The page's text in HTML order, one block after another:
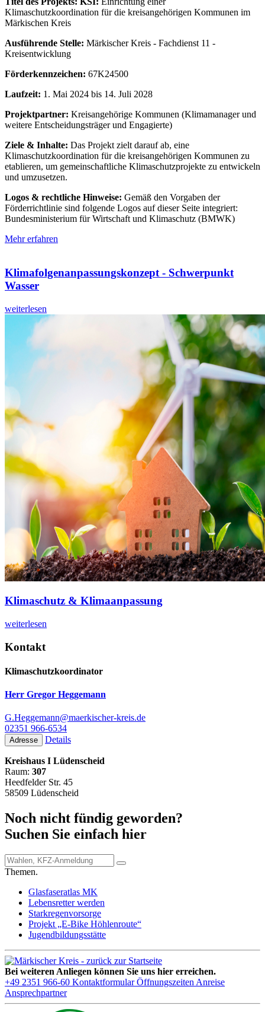
Klimaschutzkoordination für die kreisangehörigen Kommunen im
Märkischen Kreis
Ausführende Stelle: Märkischer Kreis - Fachdienst 11 -
Kreisentwicklung
Förderkennzeichen: 67K24500
Laufzeit: 1. Mai 2024 bis 14. Juli 2028
Projektpartner: Kreisangehörige Kommunen (Klimamanager und
weitere Entscheidungsträger und Engagierte)
Ziele & Inhalte: Das Projekt zielt darauf ab, eine
Klimaschutzkoordination für die kreisangehörigen Kommunen zu
etablieren, um gemeinschaftliche Klimaschutzprojekte zu entwickeln
und umzusetzen.
Logos & rechtliche Hinweise: Gemäß den Vorgaben der
Förderrichtlinie sind folgende Logos auf dieser Seite integriert:
Bundesministerium für Wirtschaft und Klimaschutz (BMWK)
Mehr erfahren
Klimafolgenanpassungskonzept - Schwerpunkt
Wasser
weiterlesen
Klimaschutz & Klimaanpassung
weiterlesen
Kontakt
Klimaschutzkoordinator
Herr Gregor Heggemann
G.Heggemann@maerkischer-kreis.de
02351 966-6534
Adresse Details
Kreishaus I Lüdenscheid
Raum: 307
Heedfelder Str. 45
58509 Lüdenscheid
Noch nicht fündig geworden?
Suchen Sie einfach hier
Themen.
Glasfaseratlas MK
Lebensretter werden
Starkregenvorsorge
Projekt „E-Bike Höhlenroute“
Jugendbildungsstätte
Bei weiteren Anliegen können Sie uns hier erreichen.
+49 2351 966-60 Kontaktformular Öffnungszeiten Anreise
Ansprechpartner